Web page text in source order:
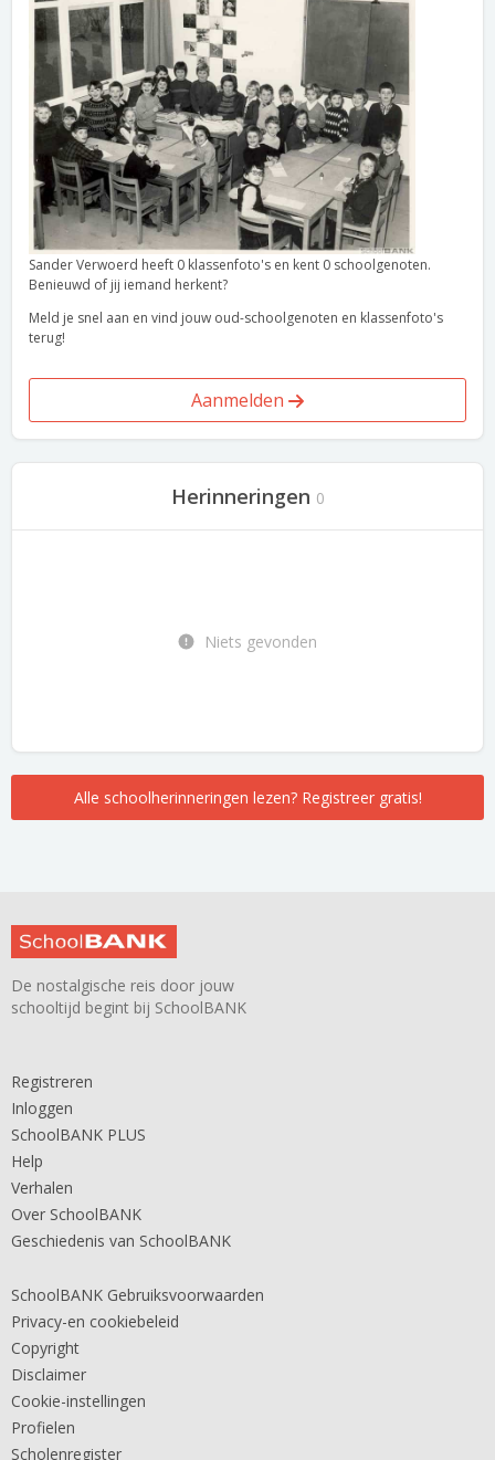
Sander Verwoerd heeft 0 klassenfoto's en kent 0 schoolgenoten.
Benieuwd of jij iemand herkent?
Meld je snel aan en vind jouw oud-schoolgenoten en klassenfoto's
terug!
Aanmelden
Herinneringen 0
Niets gevonden
Alle schoolherinneringen lezen? Registreer gratis!
De nostalgische reis door jouw
schooltijd begint bij SchoolBANK
Registreren
Inloggen
SchoolBANK PLUS
Help
Verhalen
Over SchoolBANK
Geschiedenis van SchoolBANK
SchoolBANK Gebruiksvoorwaarden
Privacy-en cookiebeleid
Copyright
Disclaimer
Cookie-instellingen
Profielen
Scholenregister